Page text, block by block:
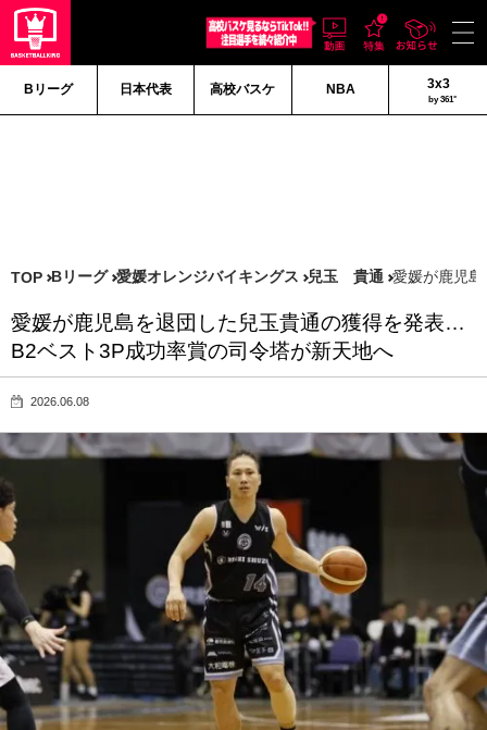
Bリーグ 日本代表 高校バスケ NBA 3x3
by 361°
TOP Bリーグ 愛媛オレンジバイキングス 兒玉 貴通 愛媛が鹿児
愛媛が鹿児島を退団した兒玉貴通の獲得を発表…
B2ベスト3P成功率賞の司令塔が新天地へ
2026.06.08